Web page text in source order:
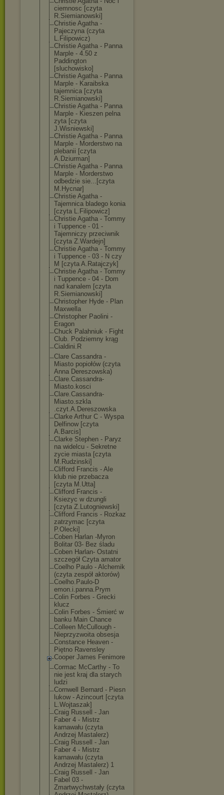
ciemnosc [czyta
R.Siemianowski]
Christie Agatha -
Pajeczyna (czyta
L.Filipowicz)
Christie Agatha - Panna
Marple - 4.50 z
Paddington
[sluchowisko]
Christie Agatha - Panna
Marple - Karaibska
tajemnica [czyta
R.Siemianowski]
Christie Agatha - Panna
Marple - Kieszen pelna
zyta [czyta
J.Wisniewski]
Christie Agatha - Panna
Marple - Morderstwo na
plebanii [czyta
A.Dziurman]
Christie Agatha - Panna
Marple - Morderstwo
odbedzie sie...[czyta
M.Hycnar]
Christie Agatha -
Tajemnica bladego konia
[czyta L.Filipowicz]
Christie Agatha - Tommy
i Tuppence - 01 -
Tajemniczy przeciwnik
[czyta Z.Wardejn]
Christie Agatha - Tommy
i Tuppence - 03 - N czy
M [czyta A.Ratajczyk]
Christie Agatha - Tommy
i Tuppence - 04 - Dom
nad kanalem [czyta
R.Siemianowski]
Christopher Hyde - Plan
Maxwella
Christopher Paolini -
Eragon
Chuck Palahniuk - Fight
Club. Podziemny krąg
Cialdini.R
Clare Cassandra -
Miasto popiołów (czyta
Anna Dereszowska)
Clare.Cassandra-
Miasto.kosci
Clare.Cassandra-
Miasto.szkla
.czyt.A.Dereszowska
Clarke Arthur C - Wyspa
Delfinow [czyta
A.Barcis]
Clarke Stephen - Paryz
na widelcu - Sekretne
zycie miasta [czyta
M.Rudzinski]
Clifford Francis - Ale
klub nie przebacza
[czyta M.Utta]
Clifford Francis -
Ksiezyc w dzungli
[czyta Z.Lutogniewski]
Clifford Francis - Rozkaz
zatrzymac [czyta
P.Olecki]
Coben Harlan -Myron
Bolitar 03- Bez śladu
Coben Harlan- Ostatni
szczegół Czyta amator
Coelho Paulo - Alchemik
(czyta zespół aktorów)
Coelho.Paulo-D
emon.i.panna.Prym
Colin Forbes - Grecki
klucz
Colin Forbes - Śmierć w
banku Main Chance
Colleen McCullough -
Nieprzyzwoita obsesja
Constance Heaven -
Piętno Ravensley
Cooper James Fenimore
Cormac McCarthy - To
nie jest kraj dla starych
ludzi
Cornwell Bernard - Piesn
lukow - Azincourt [czyta
L.Wojtaszak]
Craig Russell - Jan
Faber 4 - Mistrz
karnawału (czyta
Andrzej Mastalerz)
Craig Russell - Jan
Faber 4 - Mistrz
karnawału (czyta
Andrzej Mastalerz) 1
Craig Russell - Jan
Fabel 03 -
Zmartwychwstały (czyta